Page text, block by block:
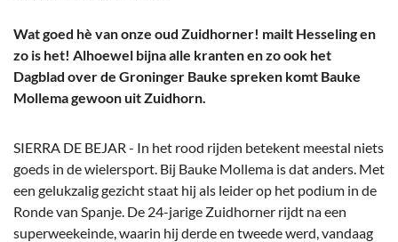
Bedrijven
Prikbord & Aanbiedingen
Wat goed hè van onze oud Zuidhorner! mailt Hesseling en
zo is het! Alhoewel bijna alle kranten en zo ook het
Dagblad over de Groninger Bauke spreken komt Bauke
Mollema gewoon uit Zuidhorn.
SIERRA DE BEJAR - In het rood rijden betekent meestal niets
goeds in de wielersport. Bij Bauke Mollema is dat anders. Met
een gelukzalig gezicht staat hij als leider op het podium in de
Ronde van Spanje. De 24-jarige Zuidhorner rijdt na een
superweekeinde, waarin hij derde en tweede werd, vandaag